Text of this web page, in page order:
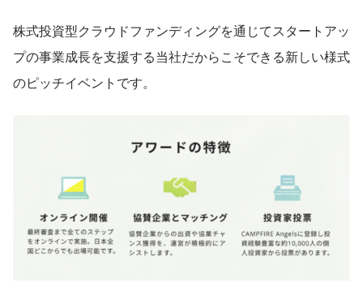
株式投資型クラウドファンディングを通じてスタートアッ
プの事業成長を支援する当社だからこそできる新しい様式
のピッチイベントです。